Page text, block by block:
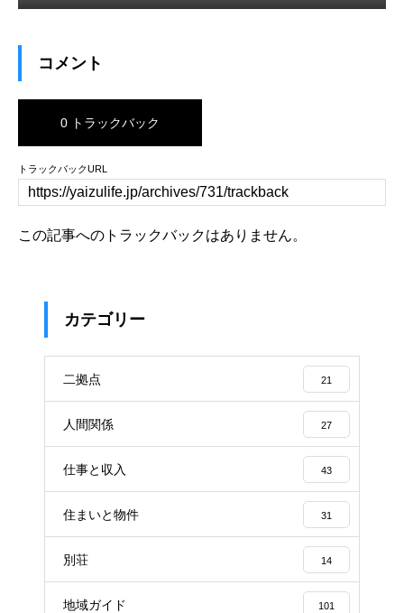
コメント
0 トラックバック
トラックバックURL
この記事へのトラックバックはありません。
カテゴリー
二拠点 21
人間関係 27
仕事と収入 43
住まいと物件 31
別荘 14
地域ガイド 101